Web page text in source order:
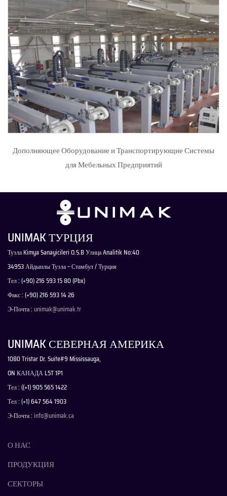
Дополняющее Оборудование и Транспортирующие Системы
для Мебельных Предприятий
UNIMAK ТУРЦИЯ
Тузла Kimya Sanayicileri O.S.B Улица Analitik No:40
34953 Айдынлы Тузла – Стамбул / Турция
Тел : (+90) 216 593 15 80 (Pbx)
Факс : (+90) 216 593 14 26
Э-Почта : unimak@unimak.tr
UNIMAK СЕВЕРНАЯ АМЕРИКА
1080 Tristar Dr. Suite#9 Mississauga,
ON КАНАДА L5T 1P1
Тел : ((+1) 905 565 1422
Тел : (+1) 647 564 1903
Э-Почта : info@unimak.ca
О НАС
ПРОДУКЦИЯ
СЕКТОРЫ